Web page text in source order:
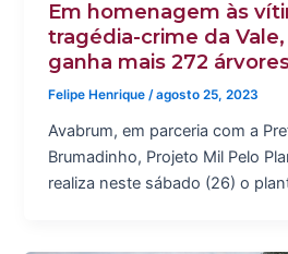
Em homenagem às
tragédia-crime da
ganha mais 272
Felipe Henrique/agosto 25, 2023
Avabrum, em parceria com a
Brumadinho, Projeto Mil Pelo
realiza neste sábado (26) o